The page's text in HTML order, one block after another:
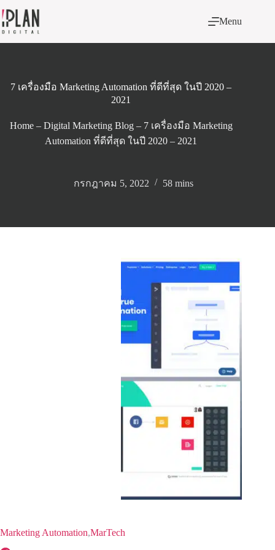
to
content
Menu
7 เครื่องมือ Marketing Automation ที่ดีที่สุด ในปี 2020 –
2021
Home– Digital Marketing Blog– 7 เครื่องมือ Marketing
Automation ที่ดีที่สุด ในปี 2020 – 2021
กรกฎาคม 5, 2022 58 mins
Marketing Automation,MarTech